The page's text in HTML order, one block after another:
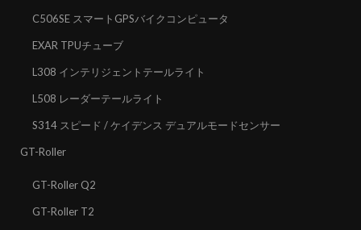
C506SE スマートGPSバイクコンピュータ
EXAR TPUチューブ
L308 インテリジェントテールライト
L508 レーダーテールライト
S314 スピード / ケイデンス デュアルモードセンサー
GT-Roller
GT-Roller Q2
GT-Roller T2